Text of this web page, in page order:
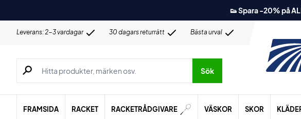
👟 Spara -20% på
Leverans: 2-3 vardagar 30 dagars returrätt Bästa urval
Sök efter produkter, märken osv.
Sök
FRAMSIDA RACKET RACKETRÅDGIVARE VÄSKOR SKOR